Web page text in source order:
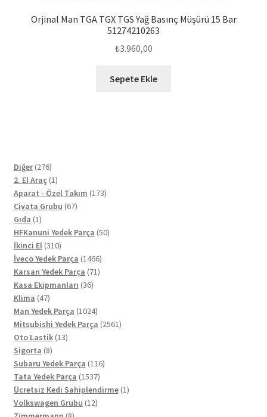
Orjinal Man TGA TGX TGS Yağ Basınç Müşürü 15 Bar
51274210263
₺3.960,00
Sepete Ekle
Diğer 276276
ürün
2. El Araç 11
ürün
Aparat - Özel Takım 173173
Civata Grubu 6767
Gıda 11
ürün
HFKanuni Yedek Parça 5050
İkinci El 310310
ürün
İveco Yedek Parça 14661466
ürün
Karsan Yedek Parça 7171
Kasa Ekipmanları 3636
Klima 4747
ürün
Man Yedek Parça 10241024
ürün
Mitsubishi Yedek Parça 25612561
Oto Lastik 1313
Sigorta 88
ürün
Subaru Yedek Parça 116116
Tata Yedek Parça 15371537
ürün
Ücretsiz Kedi Sahiplendirme 11
Volkswagen Grubu 1212